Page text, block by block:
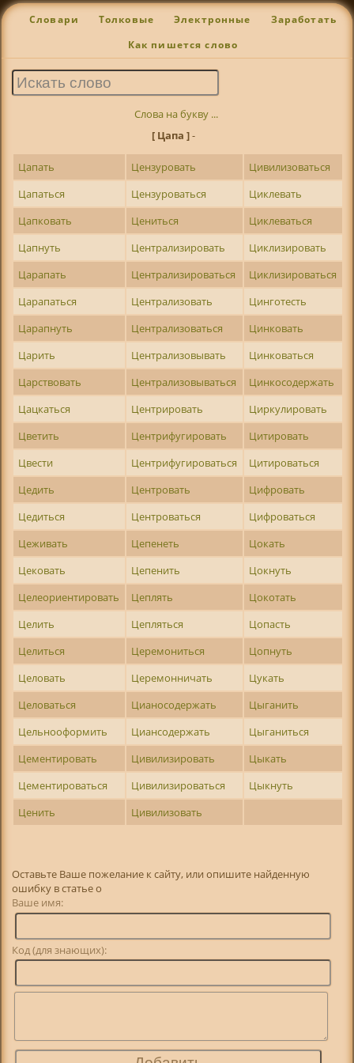
Словари Толковые Электронные Заработать
Как пишется слово
Слова на букву ...
[ Цапа ]-
Цапать Цензуровать
Цивилизоваться
Цапаться
Цензуроваться
Циклевать
Цапковать
Цениться
Циклеваться
Цапнуть
Централизировать
Циклизировать
Царапать
Централизироваться
Циклизироваться
Царапаться
Централизовать
Цинготесть
Царапнуть
Централизоваться
Цинковать
Царить
Централизовывать
Цинковаться
Царствовать
Централизовываться
Цинкосодержать
Цацкаться
Центрировать
Циркулировать
Цветить
Центрифугировать
Цитировать
Цвести
Центрифугироваться
Цитироваться
Цедить
Центровать
Цифровать
Цедиться
Центроваться
Цифроваться
Цеживать
Цепенеть
Цокать
Цековать
Цепенить
Цокнуть
Целеориентировать
Цеплять
Цокотать
Целить
Цепляться
Цопасть
Целиться
Церемониться
Цопнуть
Целовать
Церемонничать
Цукать
Целоваться
Цианосодержать
Цыганить
Цельнооформить
Циансодержать
Цыганиться
Цементировать
Цивилизировать
Цыкать
Цементироваться
Цивилизироваться
Цыкнуть
Ценить
Цивилизовать
Оставьте Ваше пожелание к сайту, или опишите найденную
ошибку в статье о
Ваше имя:
Код (для знающих):